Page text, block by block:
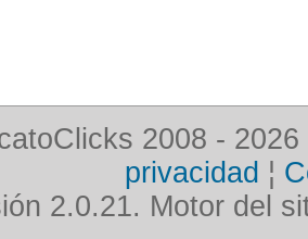
2008 - 2026
privacidad ¦
2.0.21. Motor del